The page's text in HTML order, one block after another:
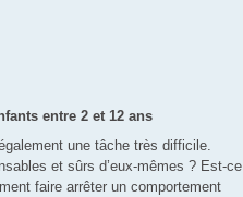
entre 2 et 12 ans
une tâche très difficile.
et sûrs d’eux-mêmes ? Est-ce
faire arrêter un comportement